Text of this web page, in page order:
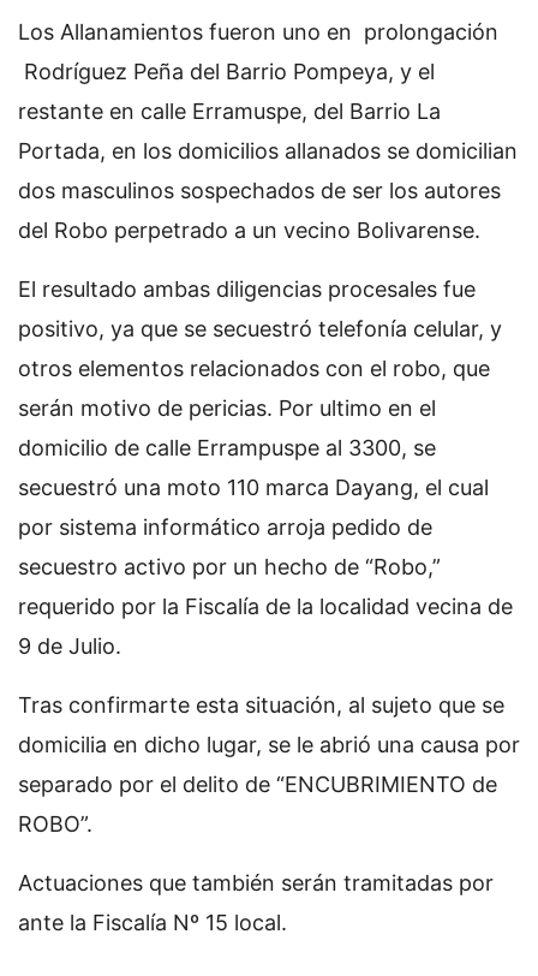
Los Allanamientos fueron uno en prolongación
Rodríguez Peña del Barrio Pompeya, y el
restante en calle Erramuspe, del Barrio La
Portada, en los domicilios allanados se domicilian
dos masculinos sospechados de ser los autores
del Robo perpetrado a un vecino Bolivarense.
El resultado ambas diligencias procesales fue
positivo, ya que se secuestró telefonía celular, y
otros elementos relacionados con el robo, que
serán motivo de pericias. Por ultimo en el
domicilio de calle Errampuspe al 3300, se
secuestró una moto 110 marca Dayang, el cual
por sistema informático arroja pedido de
secuestro activo por un hecho de “Robo,”
requerido por la Fiscalía de la localidad vecina de
9 de Julio.
Tras confirmarte esta situación, al sujeto que se
domicilia en dicho lugar, se le abrió una causa por
separado por el delito de “ENCUBRIMIENTO de
ROBO”.
Actuaciones que también serán tramitadas por
ante la Fiscalía Nº 15 local.